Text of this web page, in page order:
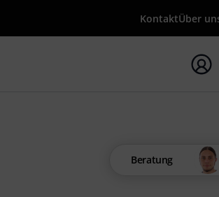
KontaktÜber
mit Suchwort {searchTerm} starten
Beratung